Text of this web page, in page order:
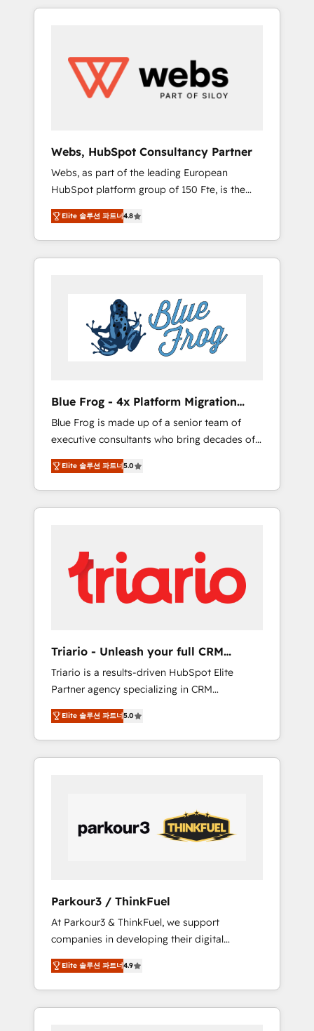
to global brands
HubSpot challenges and improve user
HubSpot for the first time 🔧 Designing and
optimising your HubSpot set-up for better
results 🌐 Website design and build using
using HubSpot Why us? - SIX HubSpot
Accreditations - awarded by HubSpot after a
rigorous process for CRM, Solutions
Architecture, Onboarding , Data Migration,
Custom Integration & Platform Enablement -
Onboarded over 500 businesses to HubSpot
-Top 1% of partners worldwide -In-house
HubSpot. www.bbdboom.com
Webs, HubSpot Consultancy Partner
Webs, as part of the leading European
HubSpot platform group of 150 Fte, is the
trusted Elite HubSpot CRM Partner offering
you a roadmap on maximizing EBITDA and
achieving Commercial Excellence. With our
targeted processes, we strengthen your
Implementation partner, we provide
expertise to drive your business forward.
Since 2015 we are fully dedicated to
HubSpot and with an experienced team
business services. We prepare a customized
business case that demonstrates the value
and impact of your digital transformation,
including a detailed financial rationale with a
focus on ROI and TCO. As a trusted extension
of your team, we believe in the power of
partnership. Together, we embark on a
your business. If not now, when?
Elite 솔루션 파트너4.8
Blue Frog - 4x Platform Migration
Award Winner
Blue Frog is made up of a senior team of
executive consultants who bring decades of
relevant, real world experience to our client
engagements. "Blue Frog is a top, trusted
partner in HubSpot's ecosystem for a reason.
Their team brings over a decade of
strategies for driving growth. They are
committed to helping our customers grow
and finding solutions that fit their unique
business needs. We are thrilled to have Blue
HubSpot “Our experience with the team at
Blue Frog has been nothing short of
extraordinary. Their years of experience and
quality of skilled staff has earned them a
trusted reputation within the HubSpot
ecosystem as a reliable partner capable of
delivering remarkable experiences for our
Elite 솔루션 파트너5.0
Triario - Unleash your full CRM
potential
Triario is a results-driven HubSpot Elite
Partner agency specializing in CRM
implementations & migrations, Revenue
Operations, Custom Integrations, Custom AI
agents and AI-ready Website Design With
over 15 years of experience, we help
through smart automation, data hygiene, and
tailored HubSpot solutions. Our clients
choose us because we blend the expertise of
Our Services: HubSpot implementations &
data migration Custom AI agents Revenue
Operations API integrations AI-ready Website
design Let’s turn your CRM into your growth
engine!
Elite 솔루션 파트너5.0
Parkour3 / ThinkFuel
At Parkour3 & ThinkFuel, we support
companies in developing their digital
strategies by leveraging technologies and
automating their marketing and sales
processes to generate growth. Our offer
spans from Strategy to Operations. We
Elite 솔루션 파트너4.9